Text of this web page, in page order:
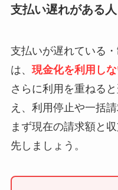
支払い遅れがある
支払いが遅れている
は、 現金化を利用しな
さらに利用を重ねる
え、利用停止や一括
まず現在の請求額と
先しましょう。